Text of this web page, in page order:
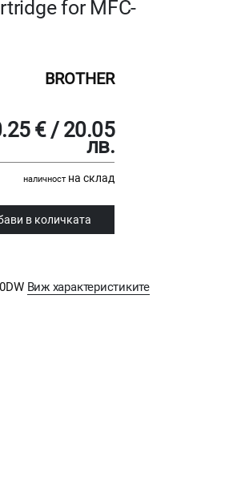
for MFC-
BROTHER
€ / 20.05
лв.
наличност на склад
в количката
Виж характеристиките